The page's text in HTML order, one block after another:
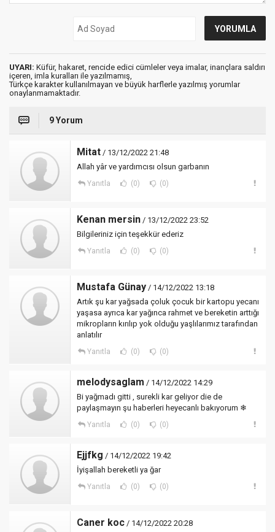
UYARI: Küfür, hakaret, rencide edici cümleler veya imalar, inançlara saldırı
içeren, imla kuralları ile yazılmamış,
Türkçe karakter kullanılmayan ve büyük harflerle yazılmış yorumlar
onaylanmamaktadır.
9 Yorum
Mitat / 13/12/2022 21:48
Allah yâr ve yardımcısı olsun garbanın
Yanıtla (0) (0)
Kenan mersin / 13/12/2022 23:52
Bilgileriniz için teşekkür ederiz
Yanıtla (0) (0)
Mustafa Günay / 14/12/2022 13:18
Artık şu kar yağsada çoluk çocuk bir kartopu yecanı
yaşasa ayrıca kar yağınca rahmet ve bereketin arttığı
mikropların kırılıp yok olduğu yaşlılarımız tarafından
anlatılır
Yanıtla (0) (0)
melodysaglam / 14/12/2022 14:29
Bi yağmadı gitti , surekli kar geliyor die de
paylaşmayın şu haberleri heyecanlı bakıyorum ❄
Yanıtla (0) (0)
Ejjfkg / 14/12/2022 19:42
İyişallah bereketli ya ğar
Yanıtla (0) (0)
Caner koc / 14/12/2022 20:28